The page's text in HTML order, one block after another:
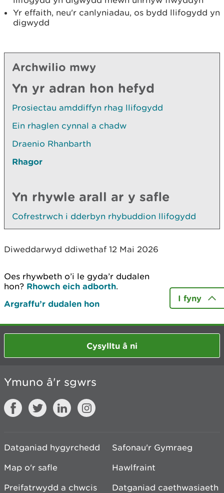
Yr effaith, neu'r canlyniadau, os bydd llifogydd yn
digwydd
Archwilio mwy
Yn yr adran hon hefyd
Prosiectau amddiffyn rhag llifogydd
Ein rhaglen cynnal a chadw
Draenio Rhanbarth
Rhagor
Yn rhywle arall ar y safle
Cofrestrwch i dderbyn rhybuddion llifogydd
Diweddarwyd ddiwethaf 12 Mai 2026
Oes rhywbeth o’i le gyda’r dudalen
hon? Rhowch eich adborth.
Argraffu’r dudalen hon
I fyny
Cysylltu â ni
Ymuno â'r sgwrs
Datganiad hygyrchedd
Safonau'r Gymraeg
Map o'r safle
Hawlfraint
Preifatrwydd a chwcis
Datganiad caethwasiaeth